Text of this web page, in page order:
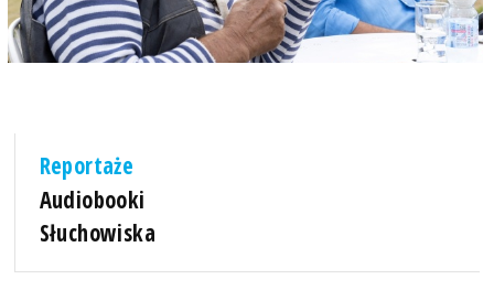
Reportaże
Audiobooki
Słuchowiska